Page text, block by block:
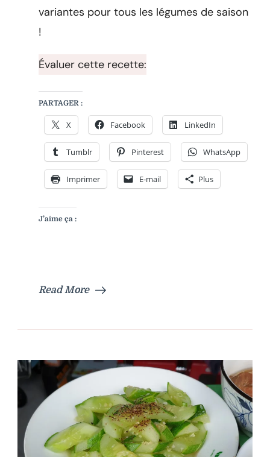
variantes pour tous les légumes de saison
!
Évaluer cette recette:
PARTAGER :
X Facebook LinkedIn
Tumblr Pinterest WhatsApp
Imprimer E-mail Plus
J’aime ça :
Read More